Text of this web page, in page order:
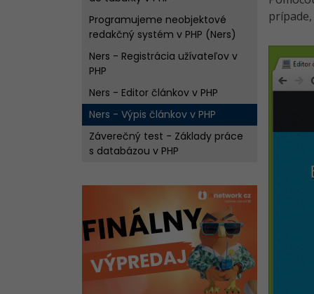
Programujeme neobjektové
redakčný systém v PHP (Ners)
Ners - Registrácia užívateľov v
PHP
Ners - Editor článkov v PHP
Ners - Výpis článkov v PHP
Záverečný test - Základy práce
s databázou v PHP